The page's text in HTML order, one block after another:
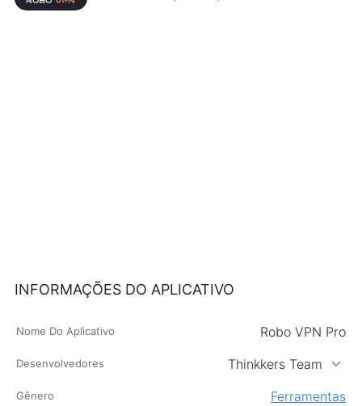
INFORMAÇÕES DO APLICATIVO
Nome Do Aplicativo Robo VPN Pro
Desenvolvedores Thinkkers Team expand_more
Gênero Ferramentas